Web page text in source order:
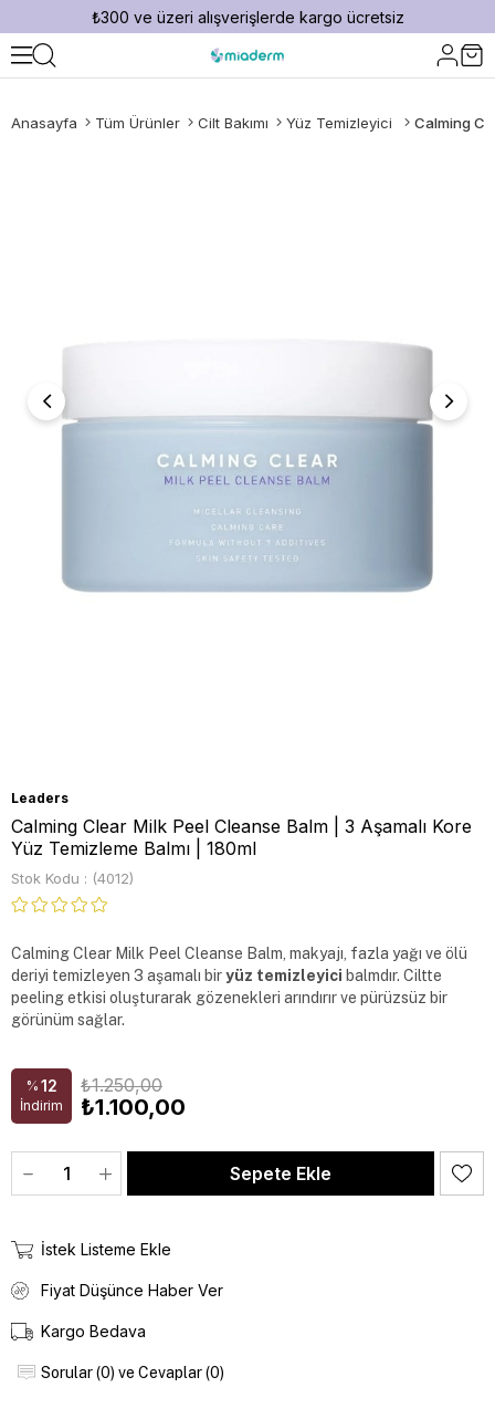
₺300 ve üzeri alışverişlerde kargo ücretsiz
Anasayfa Tüm Ürünler Cilt Bakımı Yüz Temizleyici
Leaders
Calming Clear Milk Peel Cleanse Balm | 3 Aşamalı Kore
Yüz Temizleme Balmı | 180ml
Stok Kodu (4012)
Calming Clear Milk Peel Cleanse Balm, makyajı, fazla yağı ve ölü
deriyi temizleyen 3 aşamalı bir yüz temizleyici balmdır. Ciltte
peeling etkisi oluşturarak gözenekleri arındırır ve pürüzsüz bir
görünüm sağlar.
% 12
İndirim
₺1.250,00
₺1.100,00
İstek Listeme Ekle
Fiyat Düşünce Haber Ver
Kargo Bedava
Sorular (0) ve Cevaplar (0)